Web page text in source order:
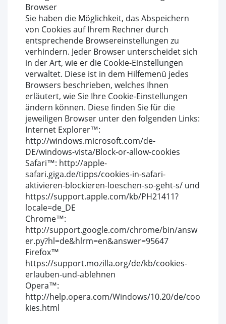
Browser
Sie haben die Möglichkeit, das Abspeichern
von Cookies auf Ihrem Rechner durch
entsprechende Browsereinstellungen zu
verhindern. Jeder Browser unterscheidet sich
in der Art, wie er die Cookie-Einstellungen
verwaltet. Diese ist in dem Hilfemenü jedes
Browsers beschrieben, welches Ihnen
erläutert, wie Sie Ihre Cookie-Einstellungen
ändern können. Diese finden Sie für die
jeweiligen Browser unter den folgenden Links:
Internet Explorer™:
http://windows.microsoft.com/de-
DE/windows-vista/Block-or-allow-cookies
Safari™: http://apple-
safari.giga.de/tipps/cookies-in-safari-
aktivieren-blockieren-loeschen-so-geht-s/ und
https://support.apple.com/kb/PH21411?
locale=de_DE
Chrome™:
http://support.google.com/chrome/bin/answ
er.py?hl=de&hlrm=en&answer=95647
Firefox™
https://support.mozilla.org/de/kb/cookies-
erlauben-und-ablehnen
Opera™:
http://help.opera.com/Windows/10.20/de/coo
kies.html